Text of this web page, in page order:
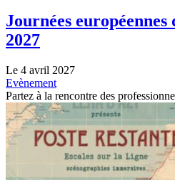
Journées européennes
2027
Le 4 avril 2027
Evènement
Partez à la rencontre des